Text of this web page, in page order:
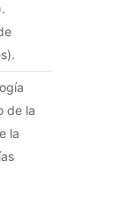
de la
la